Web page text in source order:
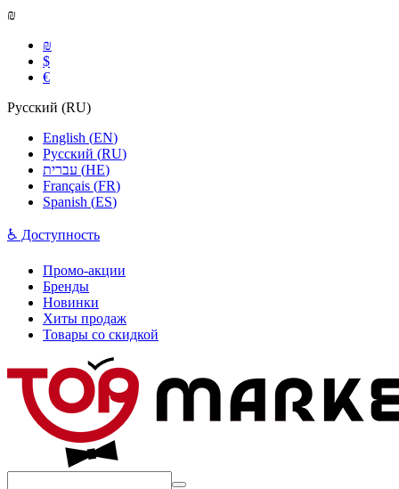
₪
₪
$
€
Русский (RU)
English (EN)
Русский (RU)
(HE)
Français (FR)
Spanish (ES)
♿ Доступность
Промо-акции
Бренды
Новинки
Хиты продаж
Товары со скидкой